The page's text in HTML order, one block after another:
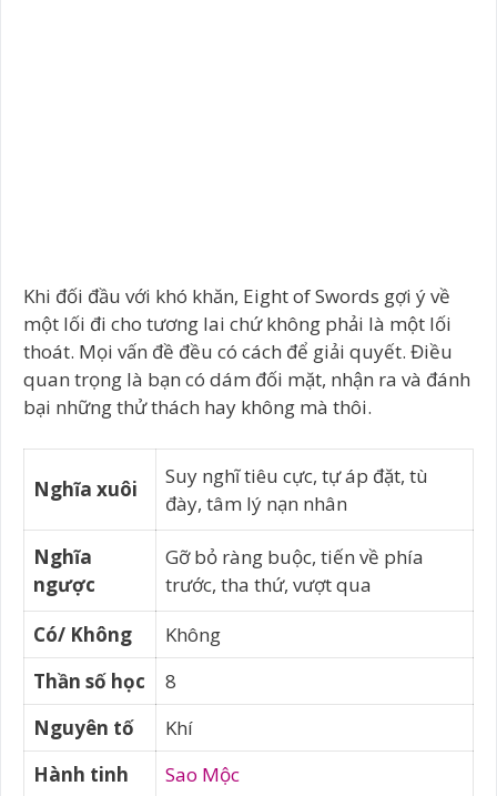
Khi đối đầu với khó khăn, Eight of Swords gợi ý về
một lối đi cho tương lai chứ không phải là một lối
thoát. Mọi vấn đề đều có cách để giải quyết. Điều
quan trọng là bạn có dám đối mặt, nhận ra và đánh
bại những thử thách hay không mà thôi.
Nghĩa xuôi
Suy nghĩ tiêu cực, tự áp đặt, tù
đày, tâm lý nạn nhân
Nghĩa
ngược
Gỡ bỏ ràng buộc, tiến về phía
trước, tha thứ, vượt qua
Có/ Không
Không
Thần số học
8
Nguyên tố
Khí
Hành tinh
Sao Mộc